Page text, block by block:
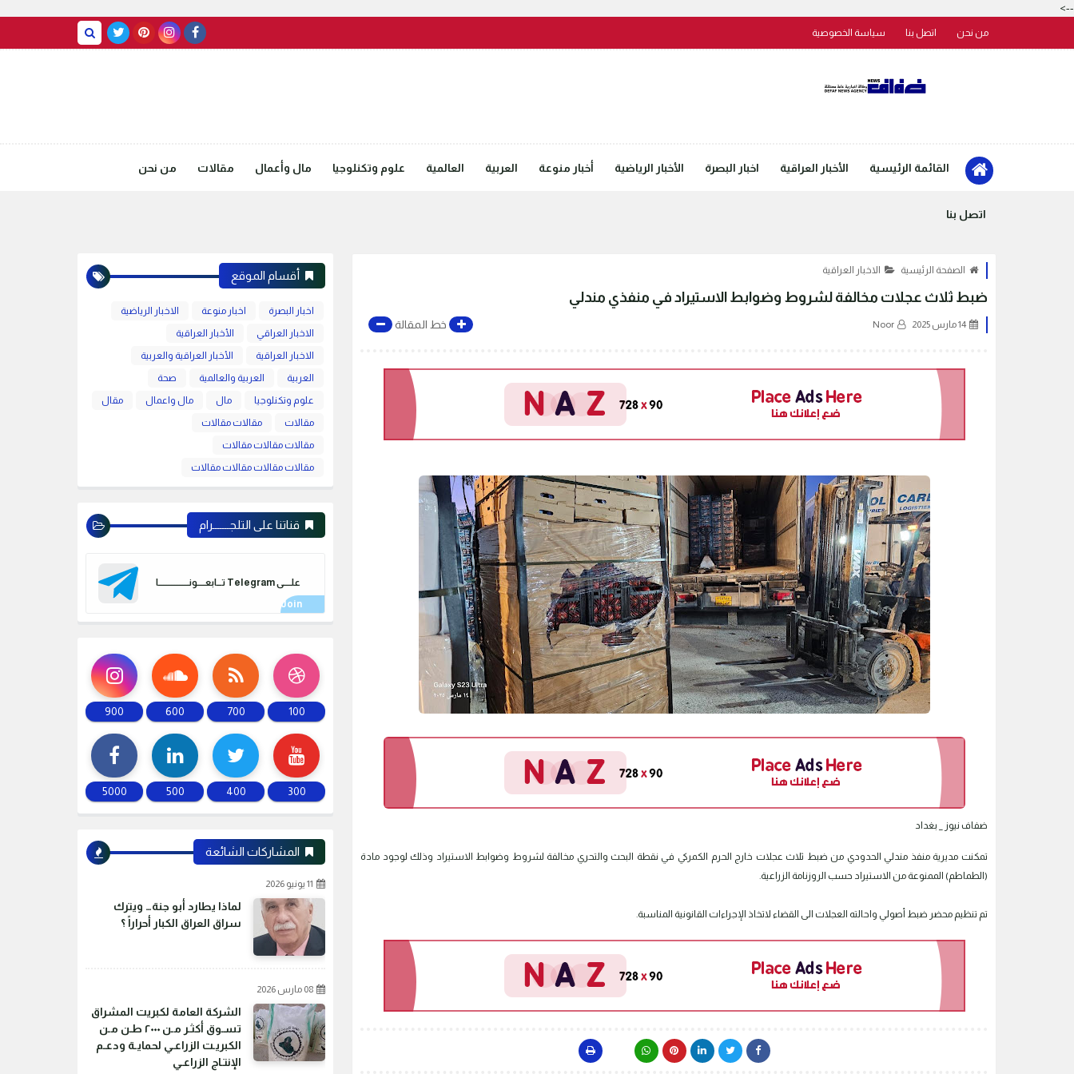
-->
من نحن اتصل بنا سياسة الخصوصية
القائمة الرئيسية الأخبار العراقية اخبار البصرة الأخبار الرياضية أخبار منوعة العربية العالمية علوم وتكنلوجيا مال وأعمال مقالات من نحن
اتصل بنا
الصفحة الرئيسية الاخبار العراقية
ضبط ثلاث عجلات مخالفة لشروط وضوابط الاستيراد في منفذي مندلي
14 مارس 2025 Noor خط المقالة
ضفاف نيوز _ بغداد
تمكنت مديرية منفذ مندلي الحدودي من ضبط ثلاث عجلات خارج الحرم الكمركي في نقطة البحث والتحري مخالفة لشروط وضوابط الاستيراد وذلك لوجود مادة
(الطماطم) الممنوعة من الاستيراد حسب الروزنامة الزراعية.
تم تنظيم محضر ضبط أصولي واحالته العجلات الى القضاء لاتخاذ الإجراءات القانونية المناسبة.
أقسام الموقع
اخبار البصرة اخبار منوعة
الاخبار الرياضية
الاخبار العراقي
الأخبار العراقية
الاخبار العراقية
الأخبار العراقية والعربية
العربية
العربية والعالمية
صحة
علوم وتكنلوجيا
مال مال واعمال
مقال
مقالات
مقالات مقالات
مقالات مقالات مقالات
مقالات مقالات مقالات مقالات
قناتنا على التلجـــــــرام
علـــــى Telegram تـــابعـــــونـــــــــــــــــــا
100
700
600
900
300
400
500
5000
المشاركات الشائعة
11 يونيو 2026
لماذا يطارد أبو جنة… ويترك
سراق العراق الكبار أحراراً ؟
08 مارس 2026
الشركة العامة لكبريت المشراق
تسـوق أكثـر مـن ٢٠٠٠ طـن مـن
الكبريـت الزراعـي لحمايـة ودعـم
الإنتـاج الزراعـي